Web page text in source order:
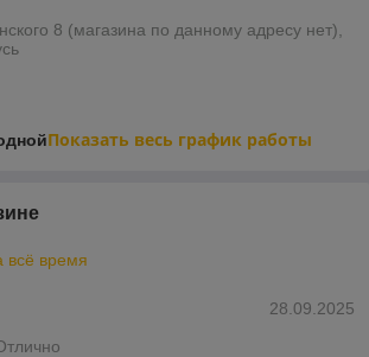
8 (магазина по данному адресу нет),
Показать весь график работы
всё время
28.09.2025